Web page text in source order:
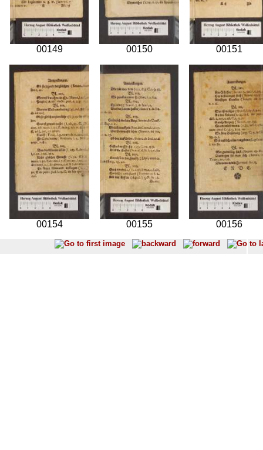
00149 00150 00151
00154 00155 00156